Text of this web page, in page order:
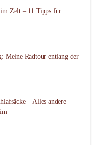
Zelt – 11 Tipps für
Meine Radtour entlang der
– Alles andere